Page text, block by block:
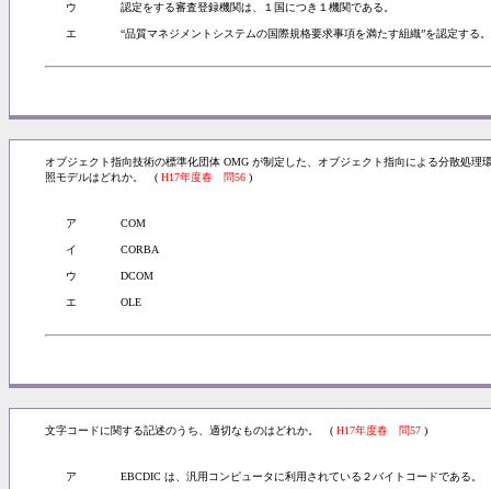
ウ 認定をする審査登録機関は、１国につき１機関である。
エ “品質マネジメントシステムの国際規格要求事項を満たす組織”を認定する。
オブジェクト指向技術の標準化団体 OMG が制定した、オブジェクト指向による分散処
照モデルはどれか。 ( H17年度春 問56 )
ア COM
イ CORBA
ウ DCOM
エ OLE
文字コードに関する記述のうち、適切なものはどれか。 ( H17年度春 問57 )
ア EBCDIC は、汎用コンピュータに利用されている２バイトコードである。